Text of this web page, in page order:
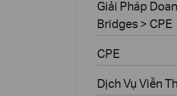
Giải Pháp
Bridges > CPE
CPE
Dịch Vụ Viễn